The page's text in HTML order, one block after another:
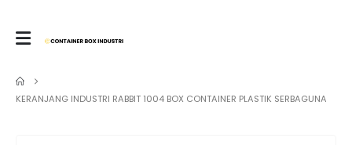
KERANJANG INDUSTRI RABBIT 1004 BOX CONTAINER PLASTIK SERBAGUNA